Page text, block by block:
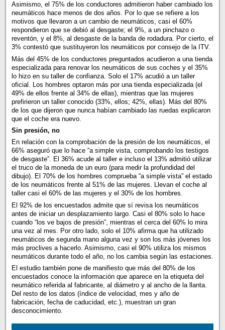
Asimismo, el 75% de los conductores admitieron haber cambiado los
neumáticos hace menos de dos años. Por lo que se refiere a los
motivos que llevaron a un cambio de neumáticos, casi el 60%
respondieron que se debió al desgaste; el 9%, a un pinchazo o
reventón, y el 8%, al desgaste de la banda de rodadura. Por cierto, el
3% contestó que sustituyeron los neumáticos por consejo de la ITV.
Más del 45% de los conductores preguntados acudieron a una tienda
especializada para renovar los neumáticos de sus coches y el 35%
lo hizo en su taller de confianza. Solo el 17% acudió a un taller
oficial. Los hombres optaron más por una tienda especializada (el
49% de ellos frente al 34% de ellas), mientras que las mujeres
prefirieron un taller conocido (33%, ellos; 42%, ellas). Más del 80%
de los que dijeron que nunca habían cambiado las ruedas explicaron
que el coche era nuevo.
Sin presión, no
En relación con la comprobación de la presión de los neumáticos, el
66% aseguró que lo hace “a simple vista, comprobando los testigos
de desgaste”. El 36% acude al taller e incluso el 13% admitió utilizar
el truco de la moneda de un euro (para medir la profundidad del
dibujo). El 70% de los hombres comprueba “a simple vista” el estado
de los neumáticos frente al 51% de las mujeres. Llevan el coche al
taller casi el 60% de las mujeres y el 30% de los hombres.
El 92% de los encuestados admite que sí revisa los neumáticos
antes de iniciar un desplazamiento largo. Casi el 80% solo lo hace
cuando “los ve bajos de presión”, mientras el cerca del 60% lo mira
una vez al mes. Por otro lado, solo el 10% afirma que ha utilizado
neumáticos de segunda mano alguna vez y son los más jóvenes los
más proclives a hacerlo. Asimismo, casi el 90% utiliza los mismos
neumáticos durante todo el año, no los cambia según las estaciones.
El estudio también pone de manifiesto que más del 80% de los
encuestados conoce la información que aparece en la etiqueta del
neumático referida al fabricante, al diámetro y al ancho de la llanta.
Del resto de los datos (índice de velocidad, mes y año de
fabricación, fecha de caducidad, etc.), muestran un gran
desconocimiento.